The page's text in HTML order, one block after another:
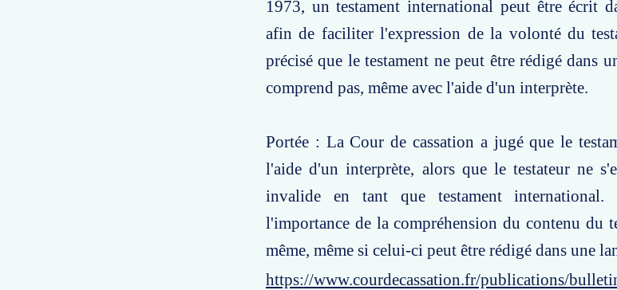
1973, un testament international peut être écrit
afin de faciliter l'expression de la volonté du
précisé que le testament ne peut être rédigé dans
comprend pas, même avec l'aide d'un interprète.
Portée : La Cour de cassation a jugé que le
l'aide d'un interprète, alors que le testateur ne
invalide en tant que testament
l'importance de la compréhension du contenu du
même, même si celui-ci peut être rédigé dans une
https://www.courdecassation.fr/publications/